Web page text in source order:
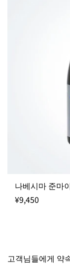
나베시마 준마
¥9,450
고객님들에게 약